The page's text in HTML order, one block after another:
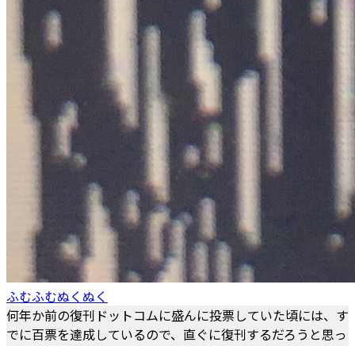
ふむふむぬくぬく
何年か前の復刊ドットコムに盛んに投票していた頃には、す
でに百票を達成しているので、直ぐに復刊するだろうと思っ